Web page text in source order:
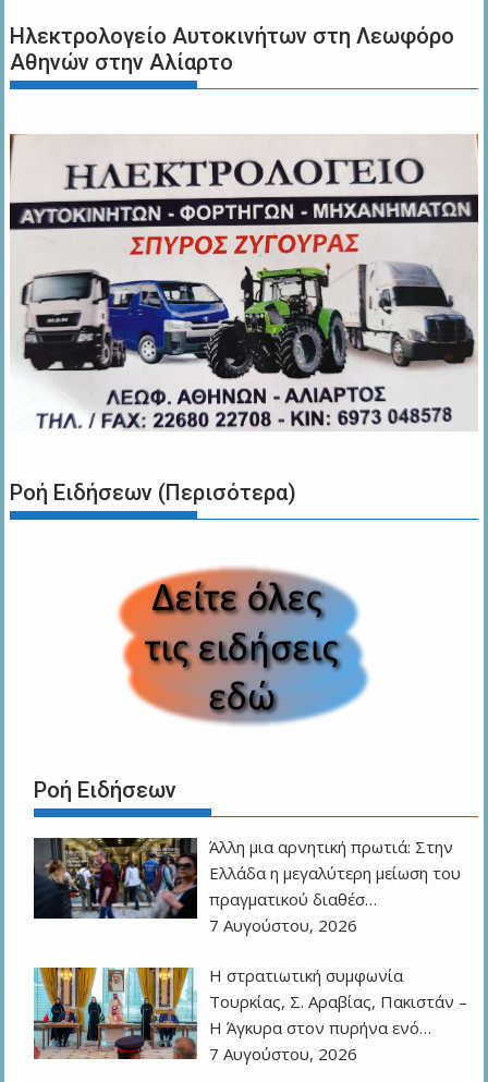
Ηλεκτρολογείο Αυτοκινήτων στη Λεωφόρο
Αθηνών στην Αλίαρτο
Ροή Ειδήσεων (Περισότερα)
Ροή Ειδήσεων
Άλλη μια αρνητική πρωτιά: Στην
Ελλάδα η μεγαλύτερη μείωση του
πραγματικού διαθέσ…
7 Αυγούστου, 2026
Η στρατιωτική συμφωνία
Τουρκίας, Σ. Αραβίας, Πακιστάν –
Η Άγκυρα στον πυρήνα ενό…
7 Αυγούστου, 2026